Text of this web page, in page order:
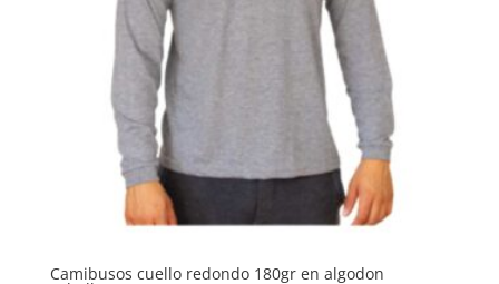
Camibusos cuello redondo 180gr en algodon